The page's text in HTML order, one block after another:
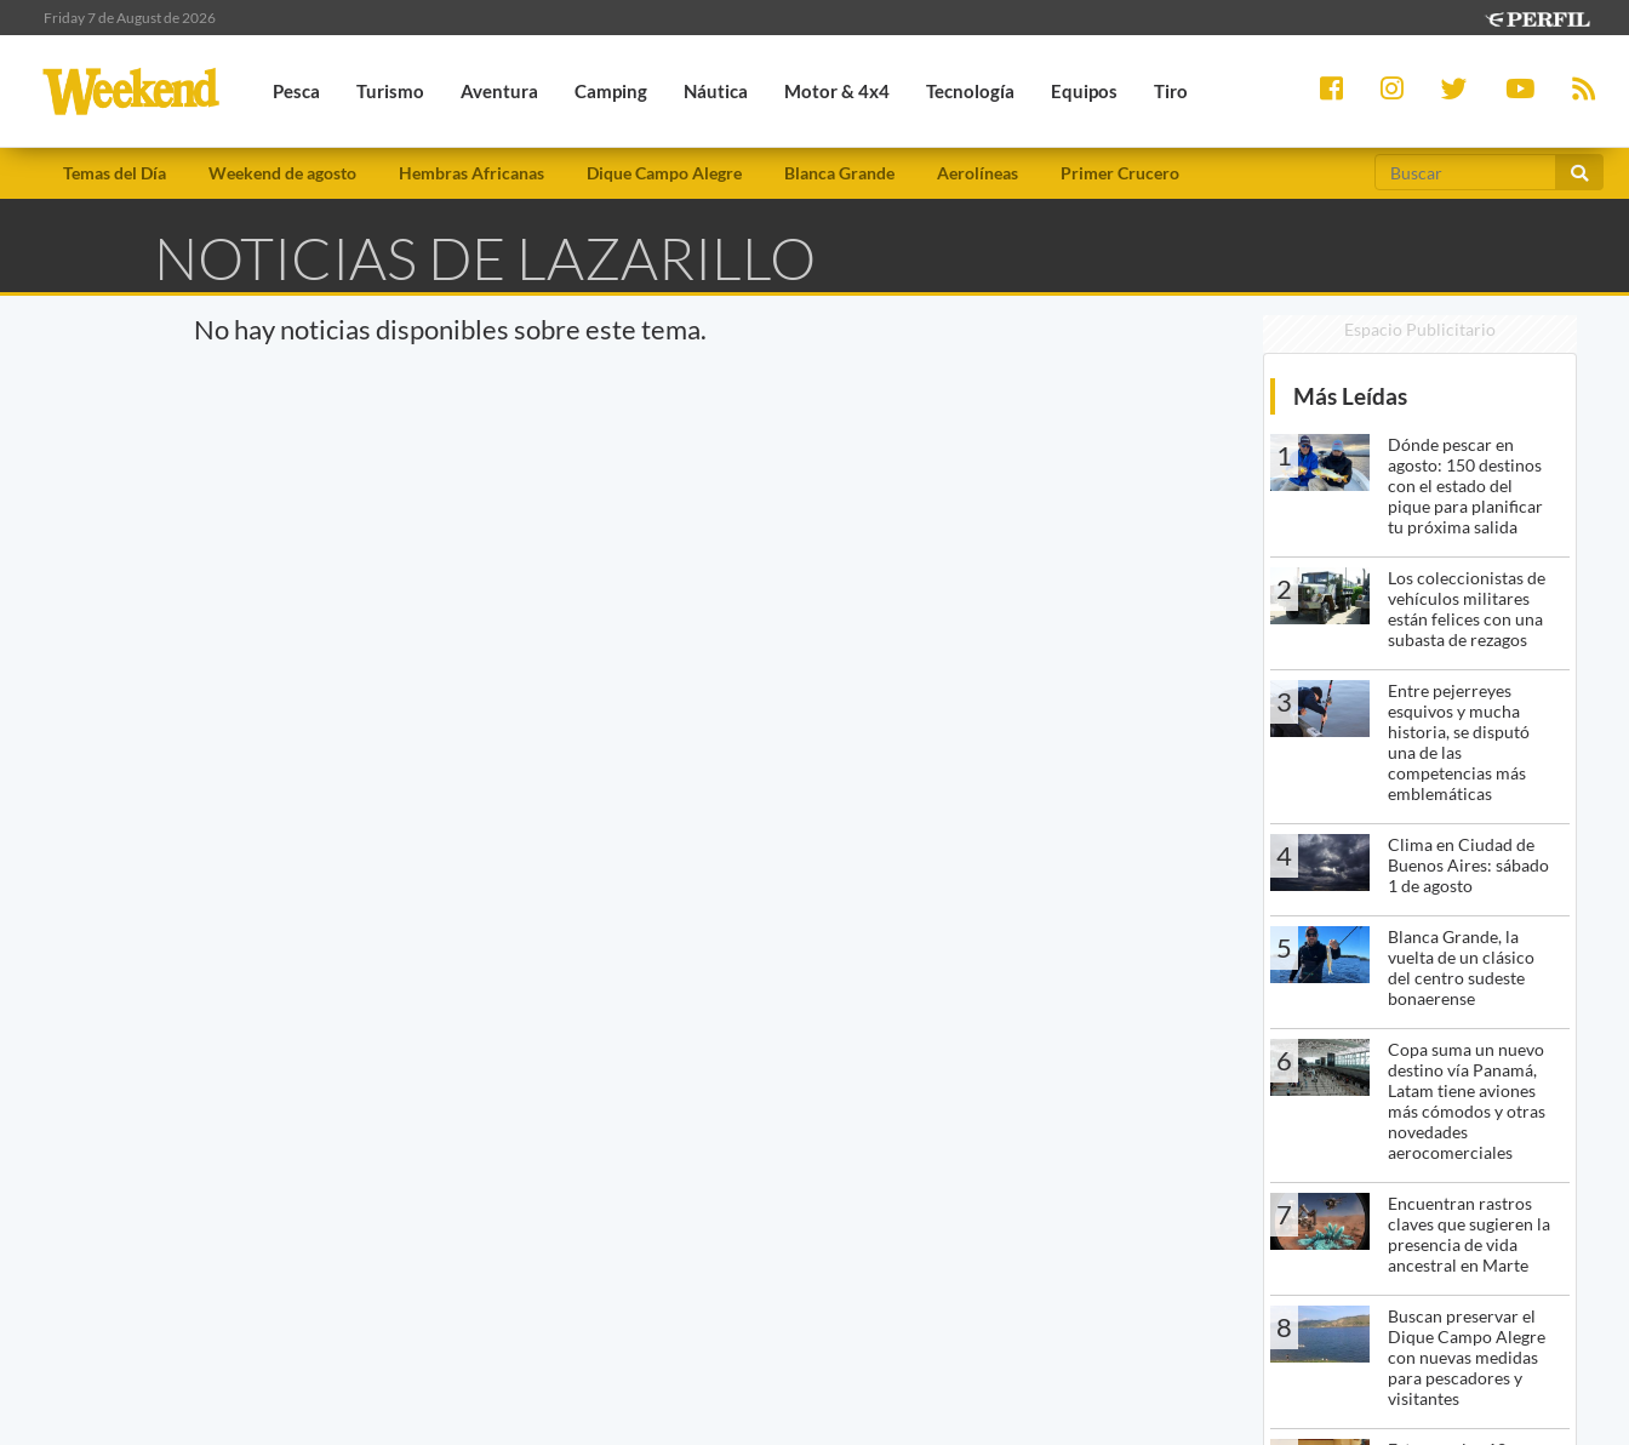
Friday 7 de August de 2026
Pesca Turismo Aventura Camping Náutica Motor & 4x4 Tecnología Equipos Tiro
Temas del Día Weekend de agosto Hembras Africanas Dique Campo Alegre Blanca Grande Aerolíneas Primer Crucero
NOTICIAS DE LAZARILLO
No hay noticias disponibles sobre este tema. Espacio Publicitario
Más Leídas
1
Dónde pescar en
agosto: 150 destinos
con el estado del
pique para planificar
tu próxima salida
2
Los coleccionistas de
vehículos militares
están felices con una
subasta de rezagos
3
Entre pejerreyes
esquivos y mucha
historia, se disputó
una de las
competencias más
emblemáticas
4
Clima en Ciudad de
Buenos Aires: sábado
1 de agosto
5
Blanca Grande, la
vuelta de un clásico
del centro sudeste
bonaerense
6
Copa suma un nuevo
destino vía Panamá,
Latam tiene aviones
más cómodos y otras
novedades
aerocomerciales
7
Encuentran rastros
claves que sugieren la
presencia de vida
ancestral en Marte
8
Buscan preservar el
Dique Campo Alegre
con nuevas medidas
para pescadores y
visitantes